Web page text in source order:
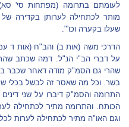
לעומתם בתרומה (מפתחות סי'
מותר לכתחילה לערותן בקדירה
שעלו בקערה וכו'".
הדרכי משה (אות ב) והב"ח (אות ד
על דברי הב"י הנ"ל. דמה שכתב
שהרי גם הסמ"ק מודה דאחר שכבר
בשר. וכל מה שאסר זה לבשל בכלי
התרומה והסמ"ק דיברו על שני
הכותח. והתרומה מתיר לכתחילה
וגם האו"ה מתיר לכתחילה לערות